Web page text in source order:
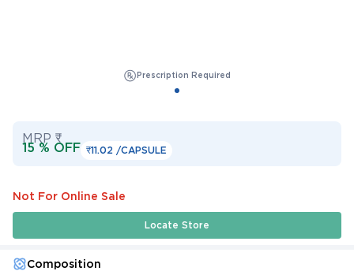
Prescription Required
MRP ₹
15 % OFF ₹11.02 /CAPSULE
Not For Online Sale
Locate Store
Composition